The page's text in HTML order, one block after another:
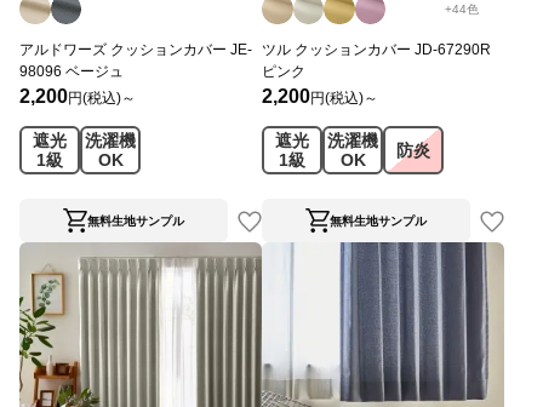
アルドワーズ クッションカバー JE-
98096 ベージュ
2,200円(税込)～
遮光
1級
洗濯機
OK
無料生地サンプル
+44色
ツル クッションカバー JD-67290R
ピンク
2,200円(税込)～
遮光
1級
洗濯機
OK
防炎
無料生地サンプル